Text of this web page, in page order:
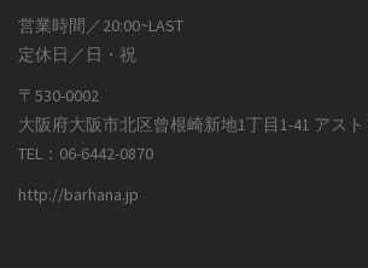
営業時間／20:00~LAST
定休日／日・祝
〒530-0002
大阪府大阪市北区曾根崎新地1丁目1-41 アス
TEL：06-6442-0870
http://barhana.jp